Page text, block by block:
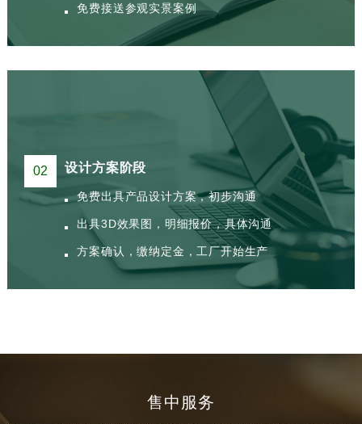
免费接送参观实景案例
02 设计方案阶段
免费出具产品设计方案，初步沟通
出具3D效果图，明细报价，具体沟通
方案确认，缴纳定金，工厂开始生产
售中服务